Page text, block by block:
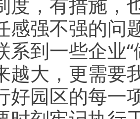
感强不强的问
系到一些企业
越大，更需要
好园区的每一